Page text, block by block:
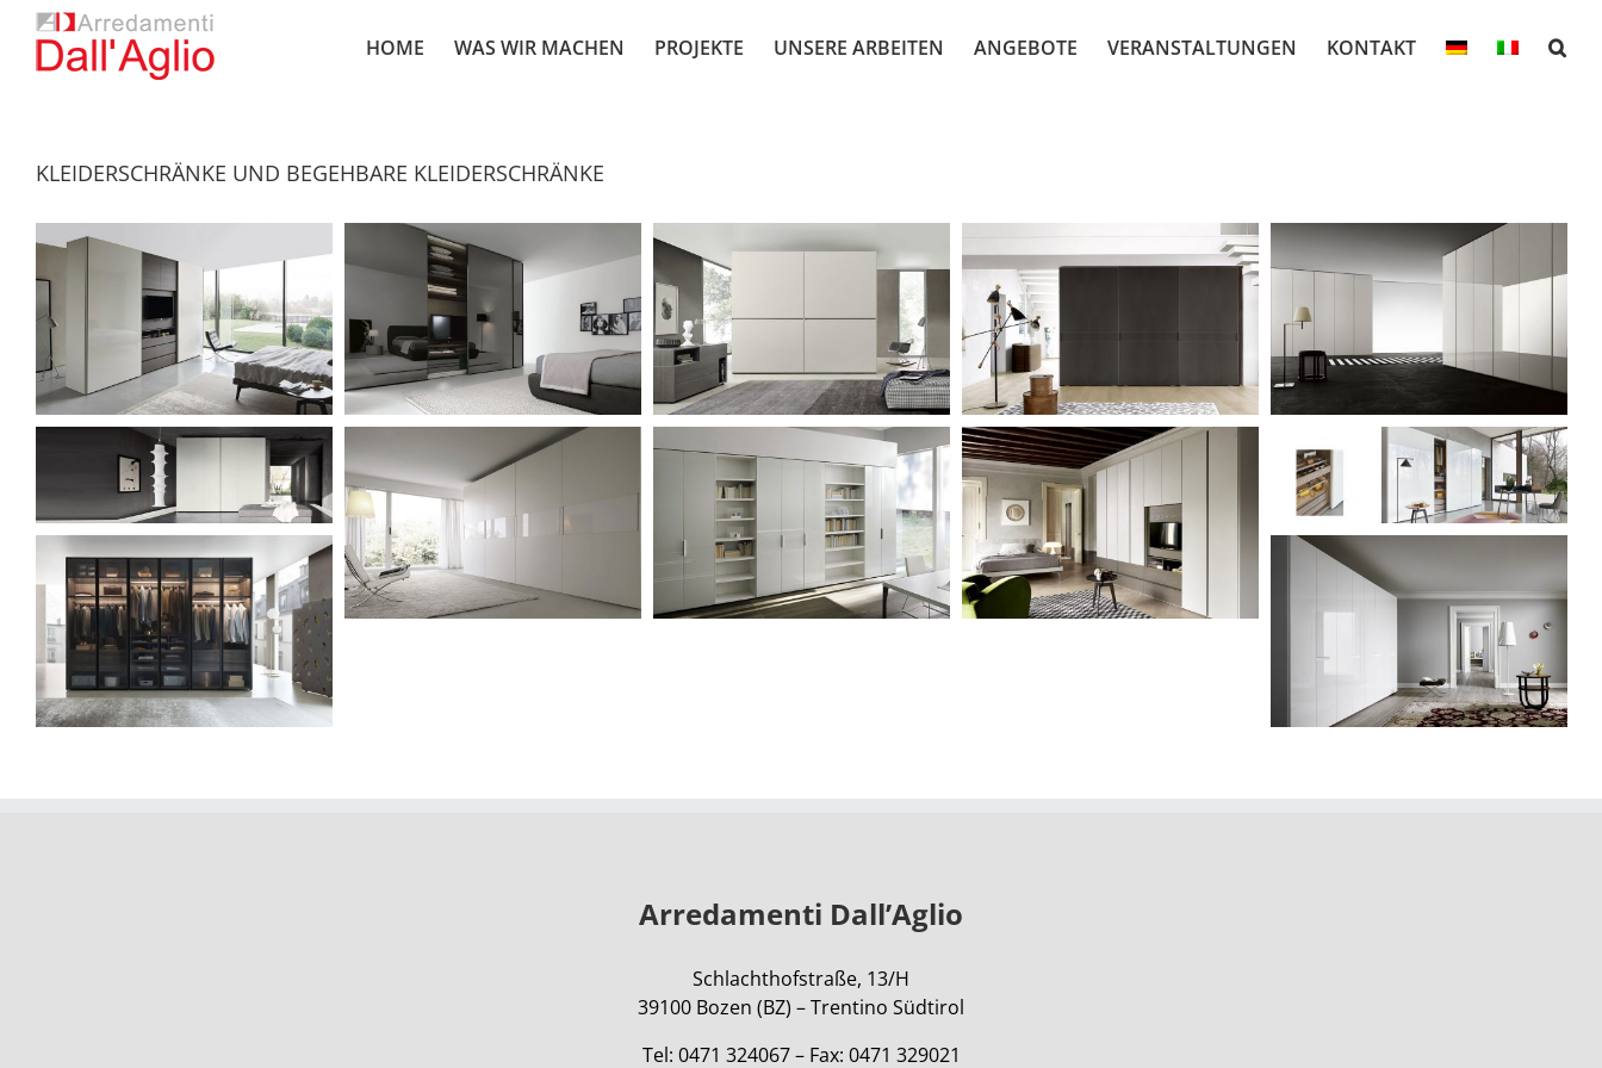
content
HOME WAS WIR MACHEN PROJEKTE UNSERE ARBEITEN ANGEBOTE VERANSTALTUNGEN KONTAKT
KLEIDERSCHRÄNKE UND BEGEHBARE KLEIDERSCHRÄNKE
Arredamenti Dall’Aglio
Schlachthofstraße, 13/H
39100 Bozen (BZ) – Trentino Südtirol
Tel: 0471 324067 – Fax: 0471 329021